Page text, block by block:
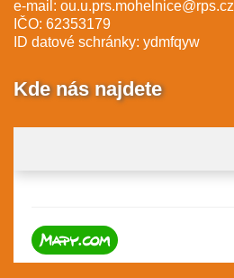
e-mail: ou.u.prs.mohelnice@rps.cz
IČO: 62353179
ID datové schránky: ydmfqyw
Kde nás najdete